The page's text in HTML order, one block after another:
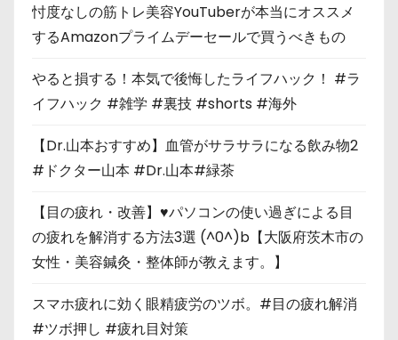
忖度なしの筋トレ美容YouTuberが本当にオススメ
するAmazonプライムデーセールで買うべきもの
やると損する！本気で後悔したライフハック！ #ラ
イフハック #雑学 #裏技 #shorts #海外
【Dr.山本おすすめ】血管がサラサラになる飲み物2
#ドクター山本 #Dr.山本#緑茶
【目の疲れ・改善】♥パソコンの使い過ぎによる目
の疲れを解消する方法3選 (^0^)b【大阪府茨木市の
女性・美容鍼灸・整体師が教えます。】
スマホ疲れに効く眼精疲労のツボ。#目の疲れ解消
#ツボ押し #疲れ目対策